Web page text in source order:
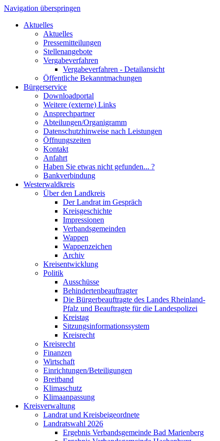
Navigation überspringen
Aktuelles
Aktuelles
Pressemitteilungen
Stellenangebote
Vergabeverfahren
Vergabeverfahren - Detailansicht
Öffentliche Bekanntmachungen
Bürgerservice
Downloadportal
Weitere (externe) Links
Ansprechpartner
Abteilungen/Organigramm
Datenschutzhinweise nach Leistungen
Öffnungszeiten
Kontakt
Anfahrt
Haben Sie etwas nicht gefunden... ?
Bankverbindung
Westerwaldkreis
Über den Landkreis
Der Landrat im Gespräch
Kreisgeschichte
Impressionen
Verbandsgemeinden
Wappen
Wappenzeichen
Archiv
Kreisentwicklung
Politik
Ausschüsse
Behindertenbeauftragter
Die Bürgerbeauftragte des Landes Rheinland-
Pfalz und Beauftragte für die Landespolizei
Kreistag
Sitzungsinformationssystem
Kreisrecht
Kreisrecht
Finanzen
Wirtschaft
Einrichtungen/Beteiligungen
Breitband
Klimaschutz
Klimaanpassung
Kreisverwaltung
Landrat und Kreisbeigeordnete
Landratswahl 2026
Ergebnis Verbandsgemeinde Bad Marienberg